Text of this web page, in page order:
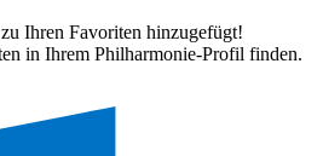
Ihren Favoriten hinzugefügt!
in Ihrem Philharmonie-Profil finden.